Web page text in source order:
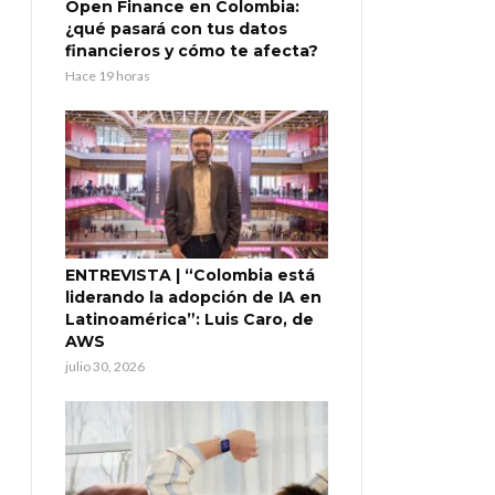
Open Finance en Colombia:
¿qué pasará con tus datos
financieros y cómo te afecta?
Hace 19 horas
ENTREVISTA | “Colombia está
liderando la adopción de IA en
Latinoamérica”: Luis Caro, de
AWS
julio 30, 2026